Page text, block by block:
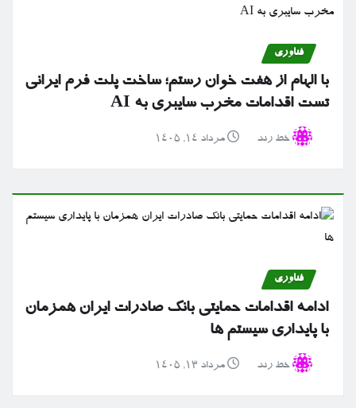
فناوری
با الهام از هفت خوان رستم؛ ساخت پلت فرم ایرانی
تست اقدامات مخرب سایبری به AI
خط رند مرداد ۱۴, ۱۴۰۵
فناوری
ادامه اقدامات حمایتی بانک صادرات ایران همزمان
با پایداری سیستم ها
خط رند مرداد ۱۳, ۱۴۰۵